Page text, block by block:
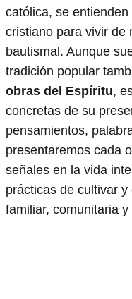
católica, se
cristiano para vivir de
bautismal. Aunque
tradición popular
obras del Espíritu,
concretas de su
pensamientos,
presentaremos cada
señales en la vida
prácticas de cultivar
familiar, comunitaria y